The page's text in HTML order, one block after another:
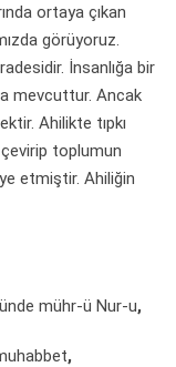
ortaya çıkan
görüyoruz.
İnsanlığa bir
mevcuttur. Ancak
Ahilikte tıpkı
çevirip toplumun
etmiştir. Ahiliğin
mühr-ü Nur-u,
,